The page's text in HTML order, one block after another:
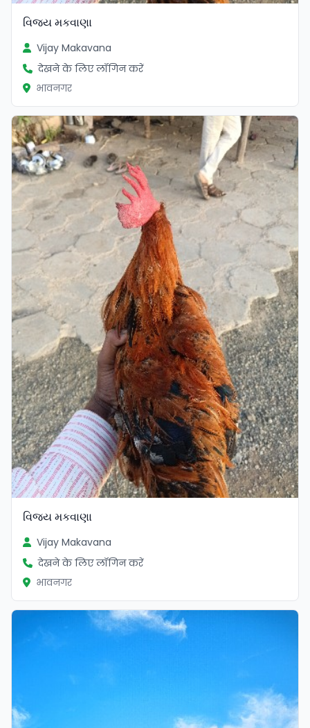
વિજય મકવાણા
Vijay Makavana
देखने के लिए लॉगिन करें
भावनगर
વિજય મકવાણા
Vijay Makavana
देखने के लिए लॉगिन करें
भावनगर